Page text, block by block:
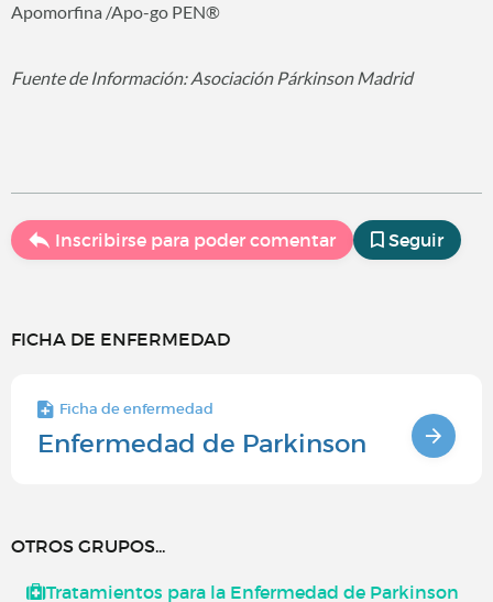
Apomorfina /Apo-go PEN®
Fuente de Información: Asociación Párkinson Madrid
Inscribirse para poder comentar Seguir
FICHA DE ENFERMEDAD
Ficha de enfermedad
Enfermedad de Parkinson
OTROS GRUPOS...
Tratamientos para la Enfermedad de Parkinson